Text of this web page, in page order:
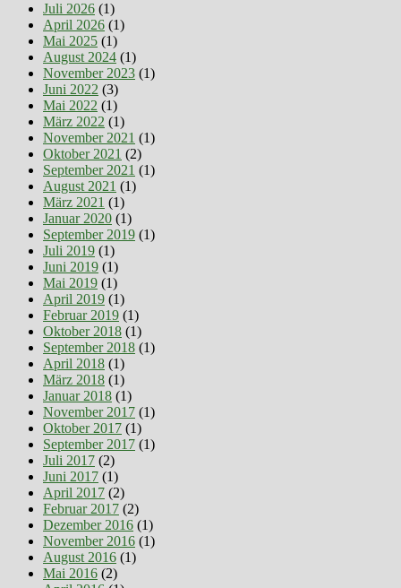
Juli 2026 (1)
April 2026 (1)
Mai 2025 (1)
August 2024 (1)
November 2023 (1)
Juni 2022 (3)
Mai 2022 (1)
März 2022 (1)
November 2021 (1)
Oktober 2021 (2)
September 2021 (1)
August 2021 (1)
März 2021 (1)
Januar 2020 (1)
September 2019 (1)
Juli 2019 (1)
Juni 2019 (1)
Mai 2019 (1)
April 2019 (1)
Februar 2019 (1)
Oktober 2018 (1)
September 2018 (1)
April 2018 (1)
März 2018 (1)
Januar 2018 (1)
November 2017 (1)
Oktober 2017 (1)
September 2017 (1)
Juli 2017 (2)
Juni 2017 (1)
April 2017 (2)
Februar 2017 (2)
Dezember 2016 (1)
November 2016 (1)
August 2016 (1)
Mai 2016 (2)